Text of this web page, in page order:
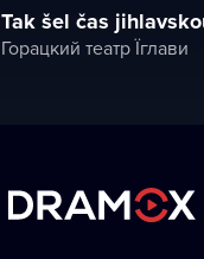
Tak šel čas
Горацкий театр Їглави